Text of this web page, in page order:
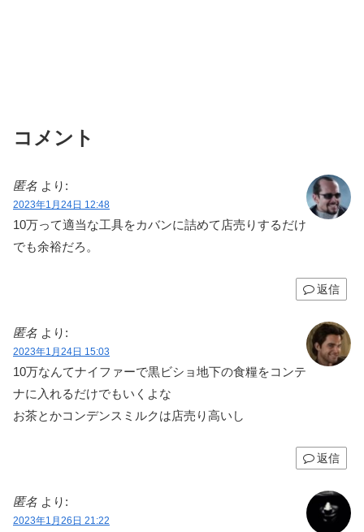
コメント
匿名 より:
2023年1月24日 12:48
10万って適当な工具をカバンに詰めて店売りするだけ
でも余裕だろ。
返信
匿名 より:
2023年1月24日 15:03
10万なんてナイファーで黒ビショ地下の食糧をコンテ
ナに入れるだけでもいくよな
お茶とかコンデンスミルクは店売り高いし
返信
匿名 より:
2023年1月26日 21:22